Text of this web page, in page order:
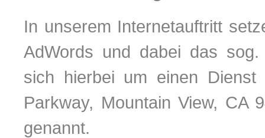
In unserem Internetauftritt
AdWords und dabei das
sich hierbei um einen Dienst
Parkway, Mountain View, CA
genannt.